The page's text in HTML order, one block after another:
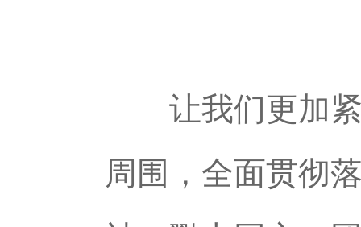
让我们更加紧
周围，全面贯彻